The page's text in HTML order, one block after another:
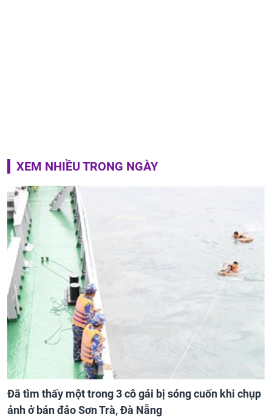
XEM NHIỀU TRONG NGÀY
Đã tìm thấy một trong 3 cô gái bị sóng cuốn khi chụp
ảnh ở bán đảo Sơn Trà, Đà Nẵng